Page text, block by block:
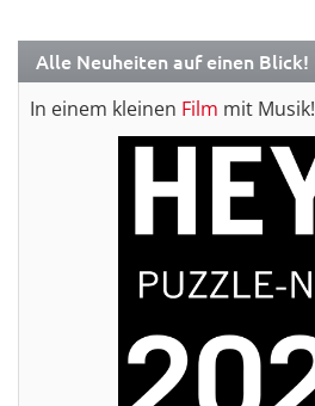
Alle Neuheiten auf einen Blick!
In einem kleinen Film mit Musik!